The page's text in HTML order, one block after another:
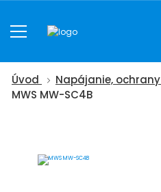
Úvod Napájanie, ochrany
MWS MW-SC4B